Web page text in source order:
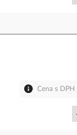
Cena s DPH